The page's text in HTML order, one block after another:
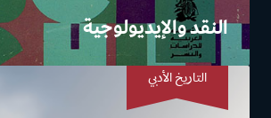
النقد والإيديولوجية
التاريخ الأدبي